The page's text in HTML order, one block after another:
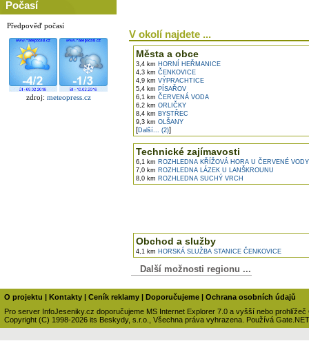
Počasí
Předpověď počasí
zdroj: meteopress.cz
V okolí najdete ...
Města a obce
3,4 km HORNÍ HEŘMANICE
4,3 km ČENKOVICE
4,9 km VÝPRACHTICE
5,4 km PÍSAŘOV
6,1 km ČERVENÁ VODA
6,2 km ORLIČKY
8,4 km BYSTŘEC
9,3 km OLŠANY
[Další... (2)]
Technické zajímavosti
6,1 km ROZHLEDNA KŘÍŽOVÁ HORA U ČERVENÉ VODY
7,0 km ROZHLEDNA LÁZEK U LANŠKROUNU
8,0 km ROZHLEDNA SUCHÝ VRCH
Obchod a služby
4,1 km HORSKÁ SLUŽBA STANICE ČENKOVICE
Další možnosti regionu ...
O projektu | Kontakty | Ceník reklamy | Doporučujeme | Ochrana osobních údajů
Pro server InfoJeseniky.cz doporučujeme MS Internet Explorer 7.0 a vyšší nebo prohlížeč
Copyright (C) 1998-2026 its Beskydy, s.r.o., Všechna práva vyhrazena. Používá